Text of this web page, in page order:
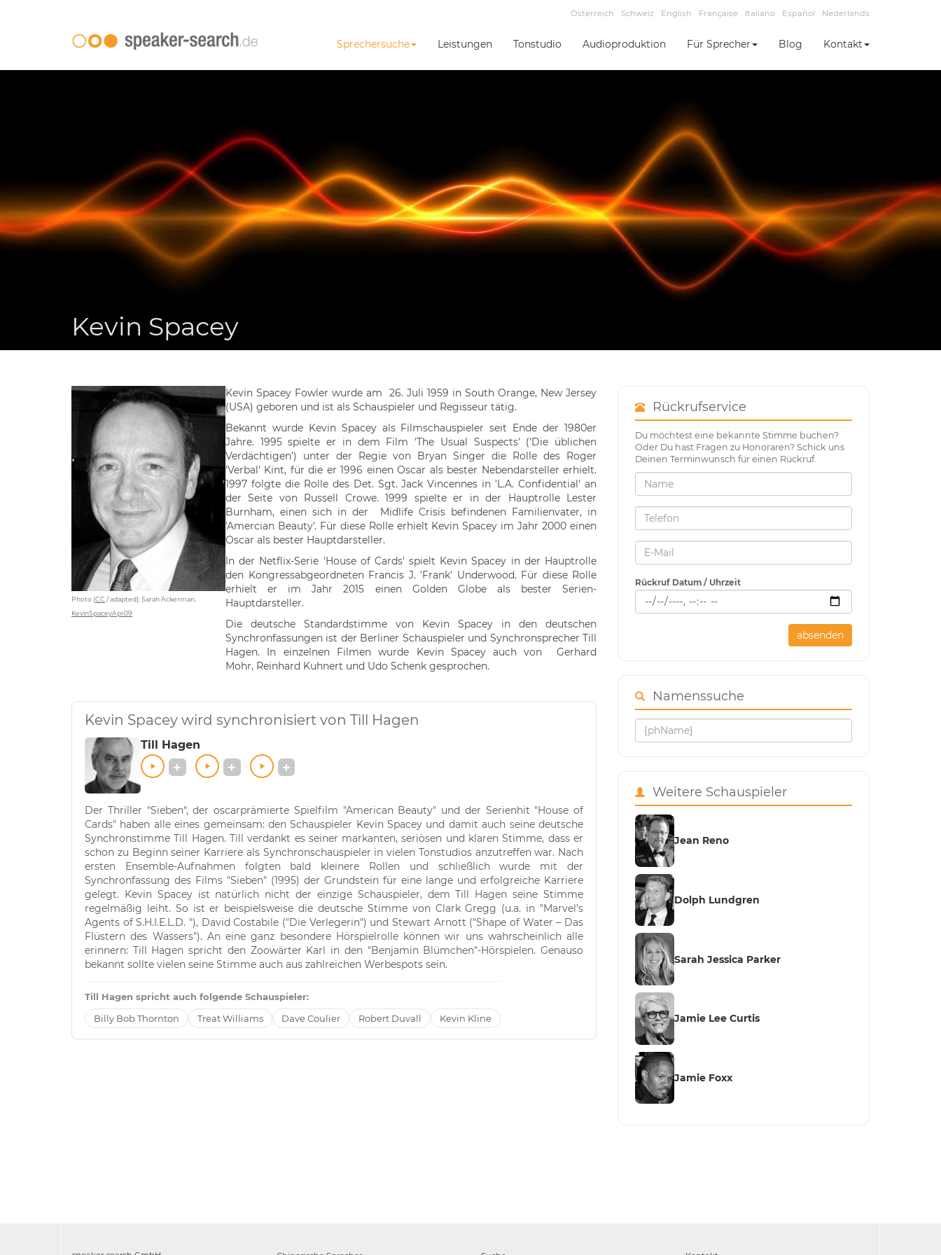
Österreich Schweiz English Française Italiano Español Nederlands
Sprechersuche Leistungen Tonstudio Audioproduktion Für Sprecher Blog Kontakt
Kevin Spacey
Photo (CC / adapted): Sarah Ackerman,
KevinSpaceyApr09
Kevin Spacey Fowler wurde am 26. Juli 1959 in South Orange, New Jersey
(USA) geboren und ist als Schauspieler und Regisseur tätig.
Bekannt wurde Kevin Spacey als Filmschauspieler seit Ende der 1980er
Jahre. 1995 spielte er in dem Film 'The Usual Suspects' ('Die üblichen
Verdächtigen') unter der Regie von Bryan Singer die Rolle des Roger
'Verbal' Kint, für die er 1996 einen Oscar als bester Nebendarsteller erhielt.
1997 folgte die Rolle des Det. Sgt. Jack Vincennes in 'L.A. Confidential' an
der Seite von Russell Crowe. 1999 spielte er in der Hauptrolle Lester
Burnham, einen sich in der Midlife Crisis befindenen Familienvater, in
'Amercian Beauty'. Für diese Rolle erhielt Kevin Spacey im Jahr 2000 einen
Oscar als bester Hauptdarsteller.
In der Netflix-Serie 'House of Cards' spielt Kevin Spacey in der Hauptrolle
den Kongressabgeordneten Francis J. 'Frank' Underwood. Für diese Rolle
erhielt er im Jahr 2015 einen Golden Globe als bester Serien-
Hauptdarsteller.
Die deutsche Standardstimme von Kevin Spacey in den deutschen
Synchronfassungen ist der Berliner Schauspieler und Synchronsprecher Till
Hagen. In einzelnen Filmen wurde Kevin Spacey auch von Gerhard
Mohr, Reinhard Kuhnert und Udo Schenk gesprochen.
Kevin Spacey wird synchronisiert von Till Hagen
Till Hagen
Der Thriller "Sieben", der oscarprämierte Spielfilm "American Beauty" und der Serienhit "House of
Cards" haben alle eines gemeinsam: den Schauspieler Kevin Spacey und damit auch seine deutsche
Synchronstimme Till Hagen. Till verdankt es seiner markanten, seriösen und klaren Stimme, dass er
schon zu Beginn seiner Karriere als Synchronschauspieler in vielen Tonstudios anzutreffen war. Nach
ersten Ensemble-Aufnahmen folgten bald kleinere Rollen und schließlich wurde mit der
Synchronfassung des Films "Sieben" (1995) der Grundstein für eine lange und erfolgreiche Karriere
gelegt. Kevin Spacey ist natürlich nicht der einzige Schauspieler, dem Till Hagen seine Stimme
regelmäßig leiht. So ist er beispielsweise die deutsche Stimme von Clark Gregg (u.a. in "Marvel’s
Agents of S.H.I.E.L.D. "), David Costabile ("Die Verlegerin") und Stewart Arnott ("Shape of Water – Das
Flüstern des Wassers"). An eine ganz besondere Hörspielrolle können wir uns wahrscheinlich alle
erinnern: Till Hagen spricht den Zoowärter Karl in den "Benjamin Blümchen"-Hörspielen. Genauso
bekannt sollte vielen seine Stimme auch aus zahlreichen Werbespots sein.
Till Hagen spricht auch folgende Schauspieler:
Billy Bob Thornton
Treat Williams Dave Coulier Robert Duvall Kevin Kline
Rückrufservice
Du möchtest eine bekannte Stimme buchen?
Oder Du hast Fragen zu Honoraren? Schick uns
Deinen Terminwunsch für einen Rückruf.
Rückruf Datum / Uhrzeit
absenden
Namenssuche
Weitere Schauspieler
Jean Reno
Dolph Lundgren
Sarah Jessica Parker
Jamie Lee Curtis
Jamie Foxx